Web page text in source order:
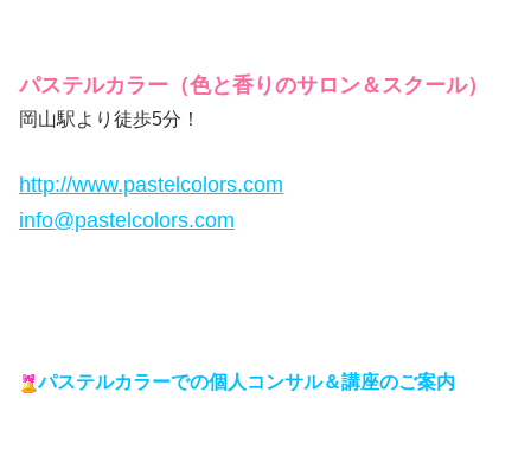
パステルカラー（色と香りのサロン＆スクール）
岡山駅より徒歩5分！
http://www.pastelcolors.com
info@pastelcolors.com
パステルカラーでの個人コンサル＆講座のご案内